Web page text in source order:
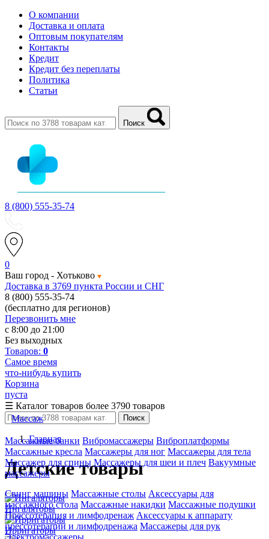
О компании
Доставка и оплата
Оптовым покупателям
Контакты
Кредит
Кредит без переплаты
Политика
Статьи
Поиск
8 (800) 555-35-74
0
Ваш город - Хотьково
Доставка в 3769 пункта России и СНГ
8 (800) 555-35-74
(бесплатно для регионов)
Перезвонить мне
с 8:00 до 21:00
Без выходных
Товаров: 0
Самое время
что-нибудь купить
Корзина
пуста
☰ Каталог товаров более 3790 товаров
Массаж
Массажные банки Вибромассажеры Виброплатформы
Массажные кресла Массажеры для ног Массажеры для тела
Массажер для спины Массажеры для шеи и плеч Вакуумные
массажеры
Свинг машины Массажные столы Аксессуары для
массажного стола Массажные накидки Массажные подушки
Прессотерапия и лимфодренаж Аксессуары к аппарату
прессотерапии и лимфодренажа Массажеры для рук
Электромассажеры
Поиск
Главная
Детские товары
Ингаляторы
Ирригаторы